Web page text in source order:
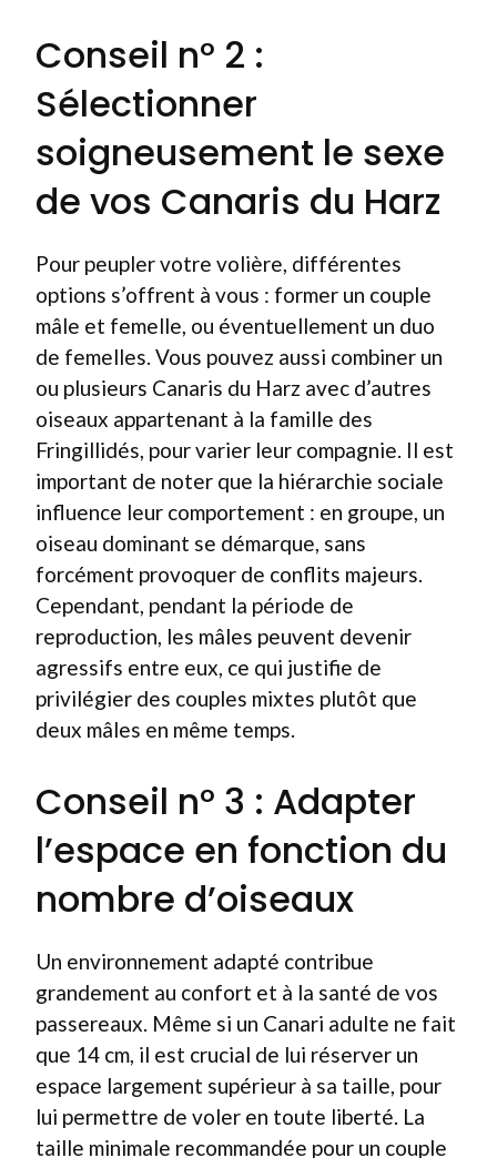
Conseil n° 2 :
Sélectionner
soigneusement le sexe
de vos Canaris du Harz
Pour peupler votre volière, différentes
options s’offrent à vous : former un couple
mâle et femelle, ou éventuellement un duo
de femelles. Vous pouvez aussi combiner un
ou plusieurs Canaris du Harz avec d’autres
oiseaux appartenant à la famille des
Fringillidés, pour varier leur compagnie. Il est
important de noter que la hiérarchie sociale
influence leur comportement : en groupe, un
oiseau dominant se démarque, sans
forcément provoquer de conflits majeurs.
Cependant, pendant la période de
reproduction, les mâles peuvent devenir
agressifs entre eux, ce qui justifie de
privilégier des couples mixtes plutôt que
deux mâles en même temps.
Conseil n° 3 : Adapter
l’espace en fonction du
nombre d’oiseaux
Un environnement adapté contribue
grandement au confort et à la santé de vos
passereaux. Même si un Canari adulte ne fait
que 14 cm, il est crucial de lui réserver un
espace largement supérieur à sa taille, pour
lui permettre de voler en toute liberté. La
taille minimale recommandée pour un couple